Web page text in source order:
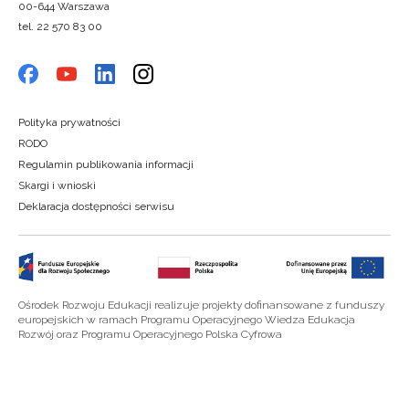
00-644 Warszawa
tel. 22 570 83 00
Polityka prywatności
RODO
Regulamin publikowania informacji
Skargi i wnioski
Deklaracja dostępności serwisu
Ośrodek Rozwoju Edukacji realizuje projekty dofinansowane z funduszy
europejskich w ramach Programu Operacyjnego Wiedza Edukacja
Rozwój oraz Programu Operacyjnego Polska Cyfrowa